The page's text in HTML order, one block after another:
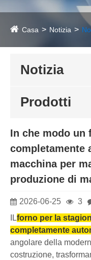
Casa Notizia
Notizia
Prodotti
In che modo un
completamente
macchina per
produzione di
2026-06-25 3
ILforno per la
completamente
angolare della
costruzione,